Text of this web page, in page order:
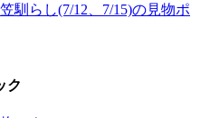
馴らし(7/12、7/15)の見物ポ
ク